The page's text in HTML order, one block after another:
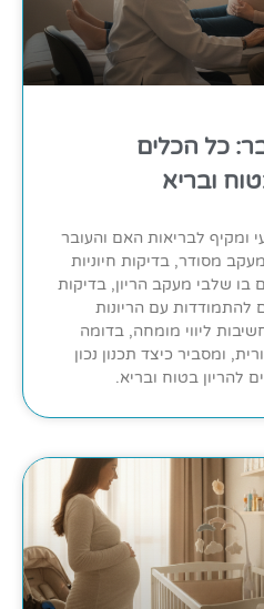
כל הכלים
ובריא
ומקיף לבריאות האם והעובר
מסודר, בדיקות חיוניות
בו שלבי מעקב הריון, בדיקות
להתמודדות עם הריונות
ליווי מומחה, בדומה
ומסביר כיצד תכנון נכון
להריון בטוח ובריא.